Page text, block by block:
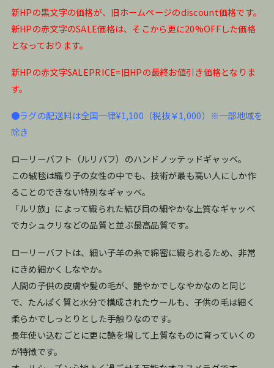
新HPの黒文字の価格が、旧ホームページのdiscount価格です。
新HPの赤文字のSALE価格は、そこから更に20%OFFした価格
となっております。
新HPの赤文字SALEPRICE=旧HPの最終お値引き価格となりま
す。
●ラグの配送料は全国一律¥1,100（税抜￥1,000）※一部地域を
除き
ローリーバフト（ルリバフ）のハンドノッテッドギャッベ。
この絨毯は織り子の女性の中でも、技術が最も高い人にしか作
ることのできない特別なギャッベ。
「ルリ族」によって織られた結び目の細やかな上質なギャッベ
でカシュクリなどの品質と並ぶ最高品質です。
ローリーバフトは、細い子羊の糸で綿密に織られるため、非常
にきめ細かくしなやか。
人間の子供の皮膚や髪の毛が、艶やかでしなやかなのと同じ
で、たんぱく質と水分で構成されたウールも、子供の毛は細く
柔らかでしっとりとした手触りなのです。
長年使い込むごとに更に艶を増して上質なものに育っていくの
が特徴です。